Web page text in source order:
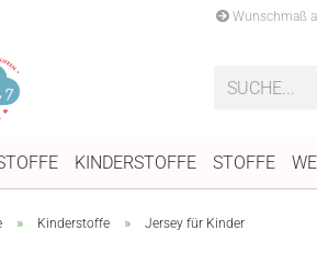
Wunschmaß
KINDERSTOFFE STOFFE
» Kinderstoffe » Jersey für Kinder